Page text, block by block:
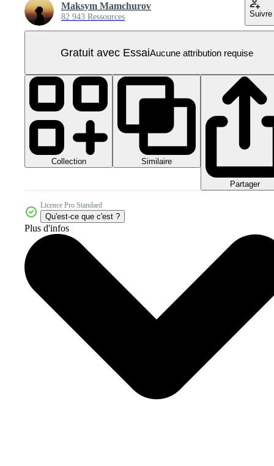
Maksym Mamchurov
82 943 Ressources Suivre
Gratuit avec EssaiAucune attribution requise
Collection Similaire
Partager
Licence Pro Standard
Qu'est-ce que c'est ?
Plus d'infos